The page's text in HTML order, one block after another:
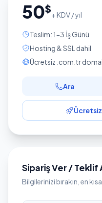
50$+ KDV / yıl
Teslim: 1-3 İş Günü
Hosting & SSL dahil
Ücretsiz .com.tr
Ara
Sipariş Ver / Teklif
Bilgilerinizi bırakın, en